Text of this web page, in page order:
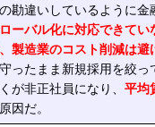
勘違いしているように金
ーバル化に対応できてい
製造業のコスト削減は避
ったまま新規採用を絞
が非正社員になり、 平均
因だ。